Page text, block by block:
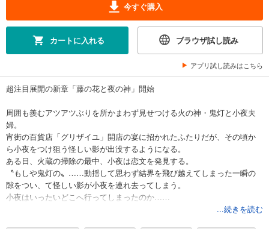
今すぐ購入
カートに入れる ブラウザ試し読み
アプリ試し読みはこちら
超注目展開の新章「藤の花と夜の神」開始
周囲も羨むアツアツぶりを所かまわず見せつける火の神・鬼灯と小夜夫
婦。
宵街の百貨店「グリザイユ」開店の宴に招かれたふたりだが、その頃か
ら小夜をつけ狙う怪しい影が出没するようになる。
ある日、火蔵の掃除の最中、小夜は恋文を発見する。
〝もしや鬼灯の〟……動揺して思わず結界を飛び越えてしまった一瞬の
隙をつい、て怪しい影が小夜を連れ去ってしまう。
小夜はいったいどこへ行ってしまったのか……
...続きを読む